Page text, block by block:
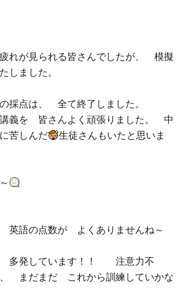
れが見られる皆さんでしたが、 模擬
しました。
採点は、 全て終了しました。
義を 皆さんよく頑張りました。 中
苦しんだ
生徒さんもいたと思いま
語の点数が よくありませんね～
多発しています！！ 注意力不
まだまだ これから訓練していかな